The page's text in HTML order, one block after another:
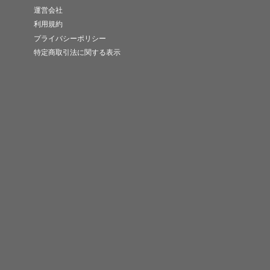
運営会社
利用規約
プライバシーポリシー
特定商取引法に関する表示